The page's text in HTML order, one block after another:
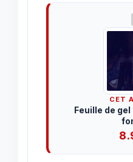
CET
Feuille de